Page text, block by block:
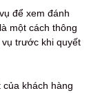
để xem đánh
một cách thông
trước khi quyết
khách hàng